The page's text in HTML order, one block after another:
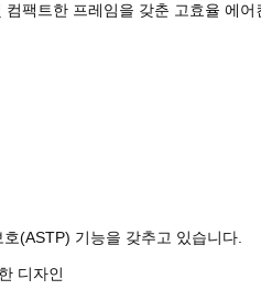
팩트한 프레임을 갖춘 고효율 에
(ASTP) 기능을 갖추고 있습니다.
디자인